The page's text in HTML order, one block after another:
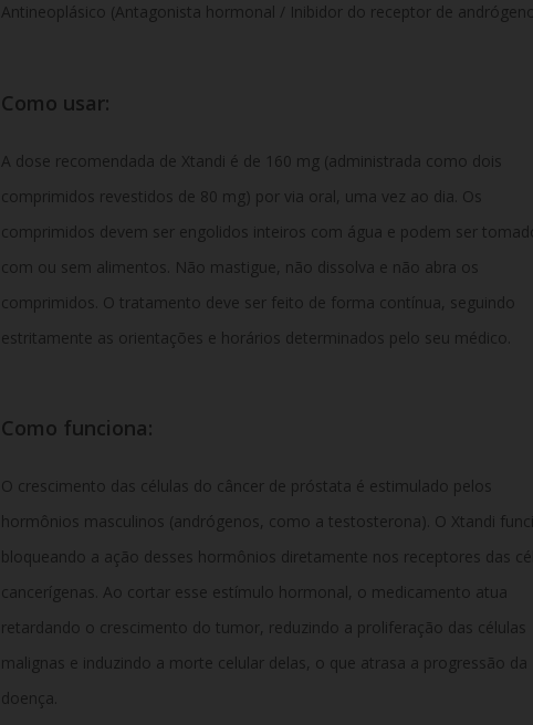
Antineoplásico (Antagonista hormonal / Inibidor do receptor de
Como usar:
A dose recomendada de Xtandi é de 160 mg (administrada como dois
comprimidos revestidos de 80 mg) por via oral, uma vez ao dia. Os
comprimidos devem ser engolidos inteiros com água e podem ser
com ou sem alimentos. Não mastigue, não dissolva e não abra os
comprimidos. O tratamento deve ser feito de forma contínua, seguindo
estritamente as orientações e horários determinados pelo seu médico.
Como funciona:
O crescimento das células do câncer de próstata é estimulado pelos
hormônios masculinos (andrógenos, como a testosterona). O Xtandi
bloqueando a ação desses hormônios diretamente nos receptores das
cancerígenas. Ao cortar esse estímulo hormonal, o medicamento atua
retardando o crescimento do tumor, reduzindo a proliferação das células
malignas e induzindo a morte celular delas, o que atrasa a progressão da
doença.